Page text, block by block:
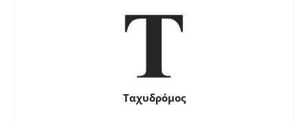
Ταχυδρόμος